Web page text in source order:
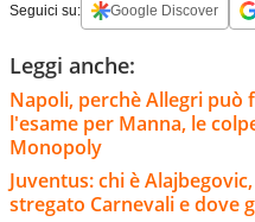
Seguici su: Google Discover
Leggi anche:
Napoli, perchè Allegri può
l'esame per Manna, le
Monopoly
Juventus: chi è
stregato Carnevali e dove